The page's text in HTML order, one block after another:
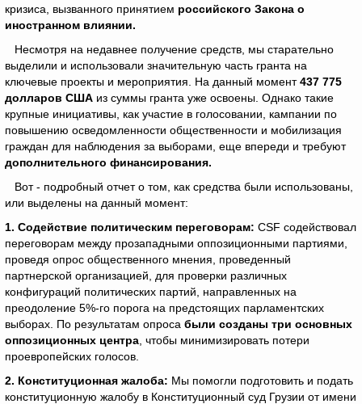
кризиса, вызванного принятием российского Закона о
иностранном влиянии.
Несмотря на недавнее получение средств, мы старательно
выделили и использовали значительную часть гранта на
ключевые проекты и мероприятия. На данный момент437 775
долларов США из суммы гранта уже освоены. Однако такие
крупные инициативы, как участие в голосовании, кампании по
повышению осведомленности общественности и мобилизация
граждан для наблюдения за выборами, еще впереди и требуют
дополнительного финансирования.
Вот - подробный отчет о том, как средства были использованы,
или выделены на данный момент:
1. Содействие политическим переговорам: CSF содействовал
переговорам между прозападными оппозиционными партиями,
проведя опрос общественного мнения, проведенный
партнерской организацией, для проверки различных
конфигураций политических партий, направленных на
преодоление 5%-го порога на предстоящих парламентских
выборах. По результатам опроса были созданы три основных
оппозиционных центра , чтобы минимизировать потери
проевропейских голосов.
2. Конституционная жалоба: Мы помогли подготовить и подать
конституционную жалобу в Конституционный суд Грузии от имени